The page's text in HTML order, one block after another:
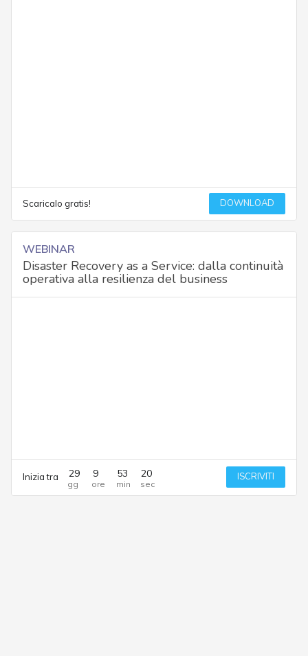
Scaricalo gratis! DOWNLOAD
WEBINAR
Disaster Recovery as a Service: dalla continuità
operativa alla resilienza del business
Inizia tra 29 9 53 20 ISCRIVITI